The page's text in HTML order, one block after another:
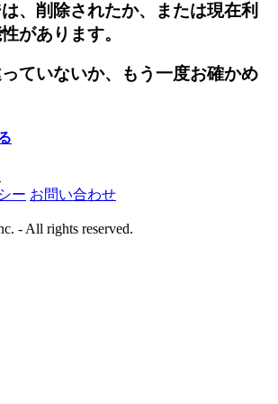
、削除されたか、または現在利
があります。
ていないか、もう一度お確かめ
ー お問い合わせ
- All rights reserved.